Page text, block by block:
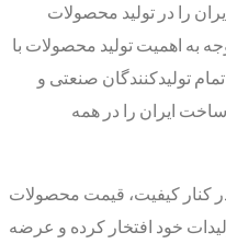
را در تولید محصولات
به اهمیت تولید محصولات با
تمام تولیدکنندگان صنعتی و
ایران را در همه
کنار کیفیت، قیمت محصولات
خود افتخار کرده و عرضه